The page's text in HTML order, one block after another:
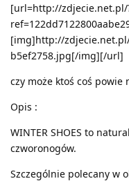
[url=http://zdjecie.net.pl/
[img]http://
b5ef2758.jpg[/img][/url]
czy może ktoś coś
Opis :
WINTER SHOES to
czworonogów.
Szczególnie polecany w